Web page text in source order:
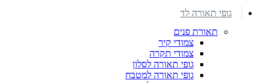
גופי תאורה לד
תאורת פנים
צמודי קיר
צמודי תקרה
גופי תאורה לסלון
גופי תאורה למטבח